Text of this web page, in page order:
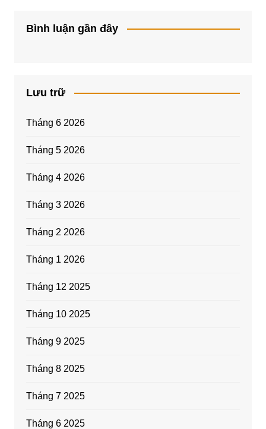
Bình luận gần đây
Lưu trữ
Tháng 6 2026
Tháng 5 2026
Tháng 4 2026
Tháng 3 2026
Tháng 2 2026
Tháng 1 2026
Tháng 12 2025
Tháng 10 2025
Tháng 9 2025
Tháng 8 2025
Tháng 7 2025
Tháng 6 2025